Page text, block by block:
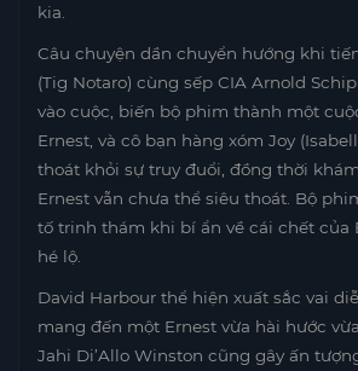
kia.
Câu chuyện dần chuyển hướng khi
(Tig Notaro) cùng sếp CIA Arnold
vào cuộc, biến bộ phim thành một
Ernest, và cô bạn hàng xóm Joy
thoát khỏi sự truy đuổi, đồng thời
Ernest vẫn chưa thể siêu thoát. Bộ
tố trinh thám khi bí ẩn về cái chết của
hé lộ.
David Harbour thể hiện xuất sắc vai
mang đến một Ernest vừa hài hước
Jahi Di’Allo Winston cũng gây ấn